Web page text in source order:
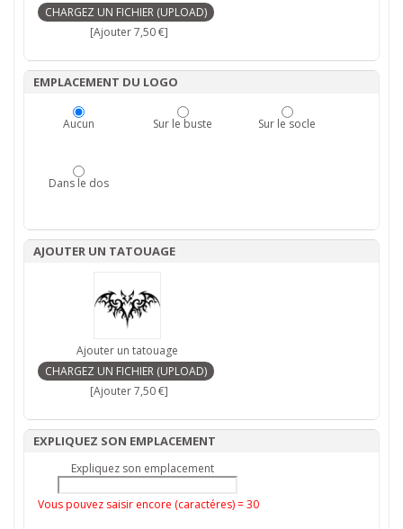
[Ajouter 7,50 €]
EMPLACEMENT DU LOGO
Aucun Sur le buste Sur le socle
Dans le dos
AJOUTER UN TATOUAGE
Ajouter un tatouage
[Ajouter 7,50 €]
EXPLIQUEZ SON EMPLACEMENT
Expliquez son emplacement
Vous pouvez saisir encore (caractéres) =30